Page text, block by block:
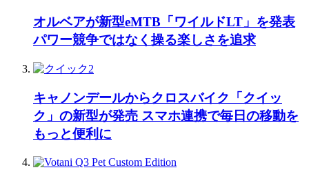
オルベアが新型eMTB「ワイルドLT」を発表
パワー競争ではなく操る楽しさを追求
キャノンデールからクロスバイク「クイッ
ク」の新型が発売 スマホ連携で毎日の移動を
もっと便利に